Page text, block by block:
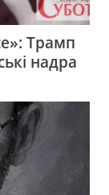
Трамп
надра